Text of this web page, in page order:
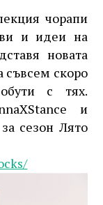
чорапи
и идеи на
новата
съвсем скоро
с тях.
и
сезон Лято